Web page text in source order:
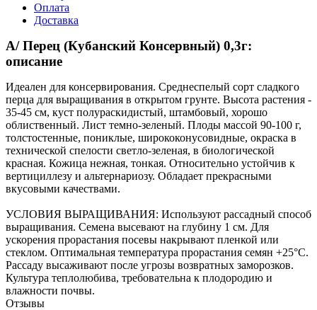
Оплата
Доставка
А/ Перец (Кубанский Консервный) 0,3г:
описание
Идеален для консервирования. Среднеспелый сорт сладкого
перца для выращивания в открытом грунте. Высота растения -
35-45 см, куст полураскидистый, штамбовый, хорошо
облиственный. Лист темно-зеленый. Плоды массой 90-100 г,
толстостенные, пониклые, ширококонусовидные, окраска в
технической спелости светло-зеленая, в биологической
красная. Кожица нежная, тонкая. Относительно устойчив к
вертициллезу и альтернариозу. Обладает прекрасными
вкусовыми качествами.
УСЛОВИЯ ВЫРАЩИВАНИЯ: Используют рассадный способ
выращивания. Семена высевают на глубину 1 см. Для
ускорения прорастания посевы накрывают пленкой или
стеклом. Оптимальная температура прорастания семян +25°С.
Рассаду высаживают после угрозы возвратных заморозков.
Культура теплолюбива, требовательна к плодородию и
влажности почвы.
Отзывы